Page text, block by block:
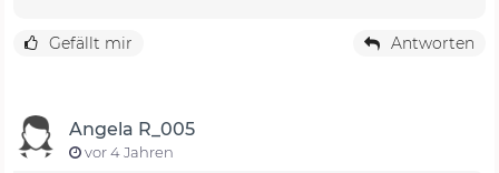
Gefällt mir Antworten
Angela R_005
vor 4 Jahren